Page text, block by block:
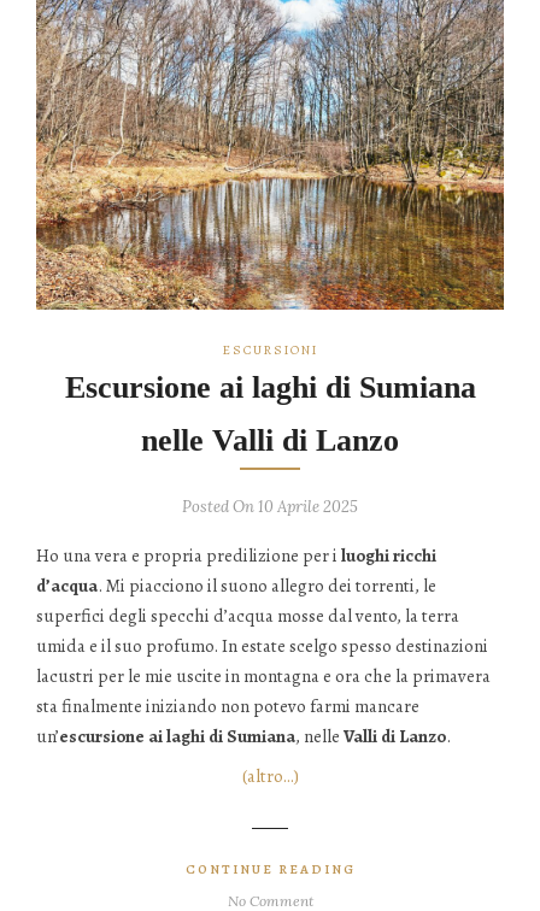
ESCURSIONI
Escursione ai laghi di Sumiana
nelle Valli di Lanzo
Posted On 10 Aprile 2025
Ho una vera e propria predilizione per i luoghi ricchi
d’acqua. Mi piacciono il suono allegro dei torrenti, le
superfici degli specchi d’acqua mosse dal vento, la terra
umida e il suo profumo. In estate scelgo spesso destinazioni
lacustri per le mie uscite in montagna e ora che la primavera
sta finalmente iniziando non potevo farmi mancare
un’escursione ai laghi di Sumiana, nelle Valli di Lanzo.
(altro…)
CONTINUE READING
No Comment